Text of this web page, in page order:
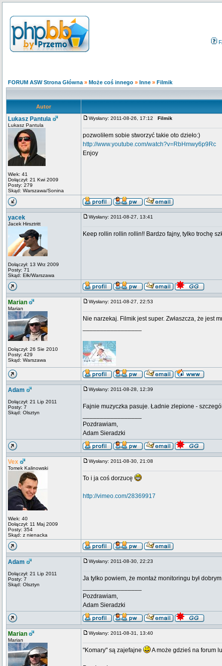
FORUM ASW Strona Główna » Może coś innego » Inne » Filmik
Autor
Lukasz Pantula
Lukasz Pantula
Wiek: 41
Dołączył: 21 Kwi 2009
Posty: 279
Skąd: Warszawa/Sonina
Wysłany: 2011-08-26, 17:12 Filmik
pozwoliłem sobie stworzyć takie oto dzieło:)
http://www.youtube.com/watch?v=RbHmwy6p9Rc
Enjoy
yacek
Jacek Hirsztritt
Dołączył: 13 Wrz 2009
Posty: 71
Skąd: Ełk/Warszawa
Wysłany: 2011-08-27, 13:41
Keep rollin rollin rollin!! Bardzo fajny, tylko trochę
Marian
Marian
Dołączył: 26 Sie 2010
Posty: 429
Skąd: Warszawa
Wysłany: 2011-08-27, 22:53
Nie narzekaj. Filmik jest super. Zwłaszcza, że jest
Adam
Dołączył: 21 Lip 2011
Posty: 7
Skąd: Olsztyn
Wysłany: 2011-08-28, 12:39
Fajnie muzyczka pasuje. Ładnie zlepione -
Pozdrawiam,
Adam Sieradzki
Vex
Tomek Kalinowski
Wiek: 40
Dołączył: 11 Maj 2009
Posty: 354
Skąd: z nienacka
Wysłany: 2011-08-30, 21:08
To i ja coś dorzucę
http://vimeo.com/28369917
Adam
Dołączył: 21 Lip 2011
Posty: 7
Skąd: Olsztyn
Wysłany: 2011-08-30, 22:23
Ja tylko powiem, że montaż monitoringu był dobrym
Pozdrawiam,
Adam Sieradzki
Marian
Marian
Wysłany: 2011-08-31, 13:40
"Komary" są zajefajne A może gdzieś na forum